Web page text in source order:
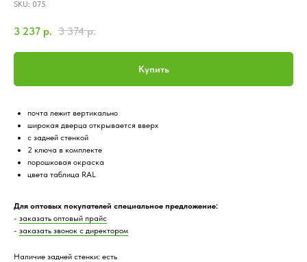
SKU: 075
3 237 р. 3 374 р.
Купить
почта лежит вертикально
широкая дверца открывается вверх
с задней стенкой
2 ключа в комплекте
порошковая окраска
цвета таблица RAL
Для оптовых покупателей специальное предложение:
- заказать оптовый прайс
- заказать звонок с директором
Наличие задней стенки: есть